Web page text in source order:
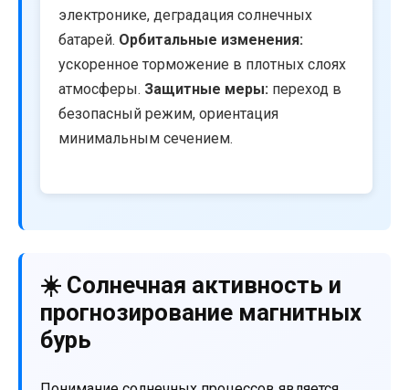
электронике, деградация солнечных
батарей. Орбитальные изменения:
ускоренное торможение в плотных слоях
атмосферы. Защитные меры: переход в
безопасный режим, ориентация
минимальным сечением.
☀️ Солнечная активность и
прогнозирование магнитных
бурь